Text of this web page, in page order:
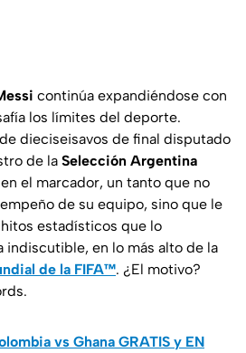
continúa expandiéndose con
los límites del deporte.
dieciseisavos de final disputado
de la Selección Argentina
el marcador, un tanto que no
de su equipo, sino que le
estadísticos que lo
indiscutible, en lo más alto de la
de la FIFA™. ¿El motivo?
vs Ghana GRATIS y EN